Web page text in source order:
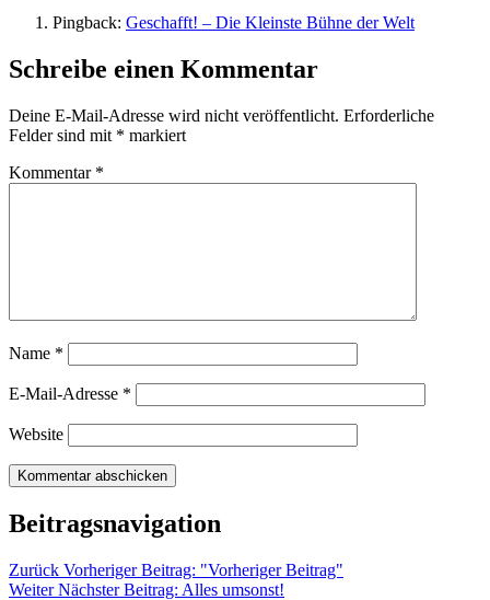
Pingback: Geschafft! – Die Kleinste Bühne der Welt
Schreibe einen Kommentar
Deine E-Mail-Adresse wird nicht veröffentlicht. Erforderliche
Felder sind mit * markiert
Kommentar *
Name *
E-Mail-Adresse *
Website
Beitragsnavigation
Zurück Vorheriger Beitrag: "Vorheriger Beitrag"
Weiter Nächster Beitrag: Alles umsonst!